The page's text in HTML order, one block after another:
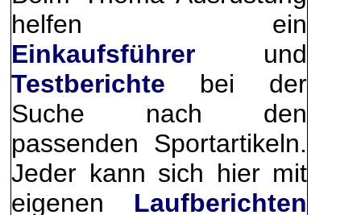
helfen ein
Einkaufsführer
und
Testberichte bei der
Suche nach den
passenden Sportartikeln.
Jeder kann sich hier mit
eigenen Laufberichten